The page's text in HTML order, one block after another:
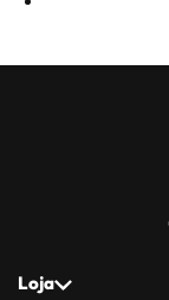
Loja